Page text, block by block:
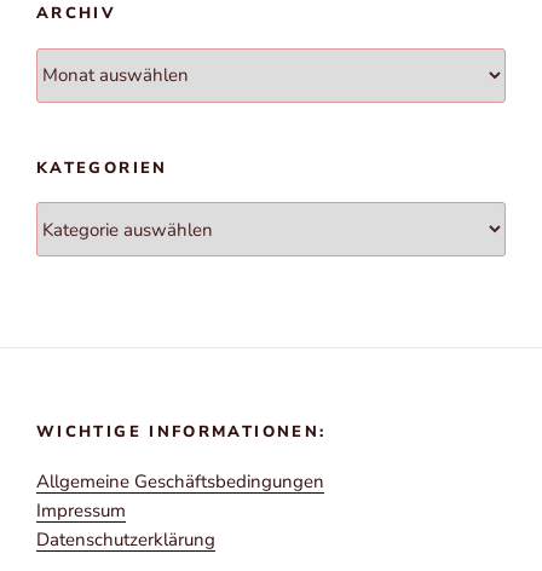
ARCHIV
KATEGORIEN
WICHTIGE INFORMATIONEN:
All­ge­mei­ne Geschäftsbedingungen
Impres­sum
Daten­schutz­er­klä­rung